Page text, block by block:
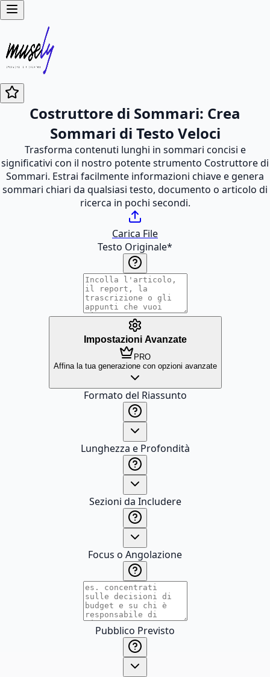
Costruttore di Sommari: Crea
Sommari di Testo Veloci
Trasforma contenuti lunghi in sommari concisi e
significativi con il nostro potente strumento Costruttore di
Sommari. Estrai facilmente informazioni chiave e genera
sommari chiari da qualsiasi testo, documento o articolo di
ricerca in pochi secondi.
Carica File
Testo Originale*
Impostazioni Avanzate
PRO
Affina la tua generazione con opzioni avanzate
Formato del Riassunto
Lunghezza e Profondità
Sezioni da Includere
Focus o Angolazione
Pubblico Previsto